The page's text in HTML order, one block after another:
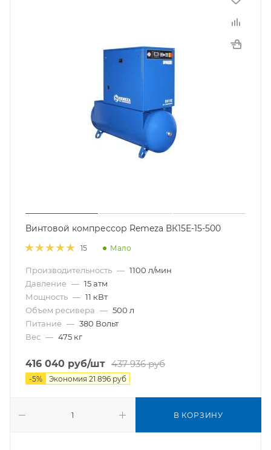
Винтовой компрессор Remeza ВК15Е-15-500
15 Мало
Производительность — 1100 л/мин
Давление — 15 атм
Мощность — 11 кВт
Объем ресивера — 500 л
Питание — 380 Вольт
Вес — 475 кг
416 040 руб/шт 437 936руб
-5% Экономия 21 896 руб
В КОРЗИНУ